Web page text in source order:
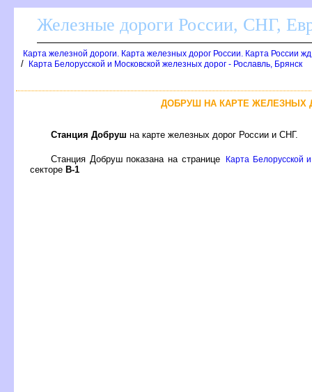
Железные дороги России, СНГ,
Карта железной дороги. Карта железных дорог России. Карта России
/ Карта Белорусской и Московской железных дорог - Рославль, Брянск
ДОБРУШ НА КАРТЕ ЖЕЛЕЗНЫХ
Станция Добруш на карте железных дорог России и СНГ.
Станция Добруш показана на странице Карта Белорусской
секторе -1